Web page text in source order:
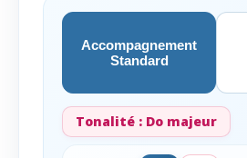
Accompagnement
Standard
Tonalité : Do majeur